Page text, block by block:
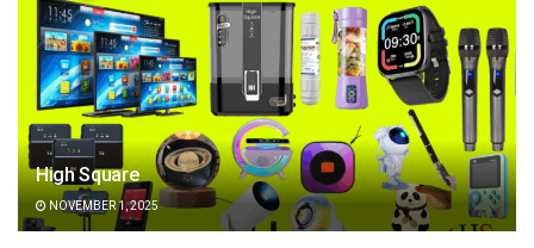
High Square
NOVEMBER 1, 2025